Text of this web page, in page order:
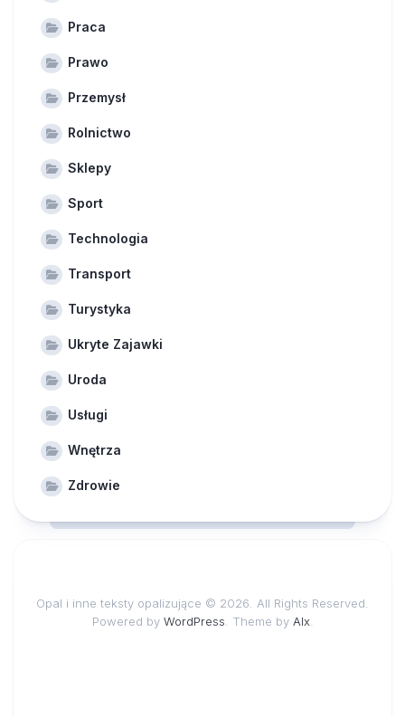
Praca
Prawo
Przemysł
Rolnictwo
Sklepy
Sport
Technologia
Transport
Turystyka
Ukryte Zajawki
Uroda
Usługi
Wnętrza
Zdrowie
Opal i inne teksty opalizujące © 2026. All Rights Reserved.
Powered by WordPress . Theme by Alx